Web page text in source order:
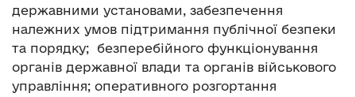
державними установами, забезпечення
належних умов підтримання публічної безпеки
та порядку; безперебійного функціонування
органів державної влади та органів військового
управління; оперативного розгортання